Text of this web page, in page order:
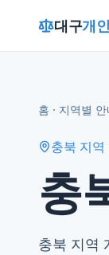
대구개
홈 · 지역별 안
충북 지역
충
충북 지역